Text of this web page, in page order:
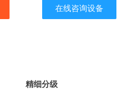
在线咨询设备
精细分级